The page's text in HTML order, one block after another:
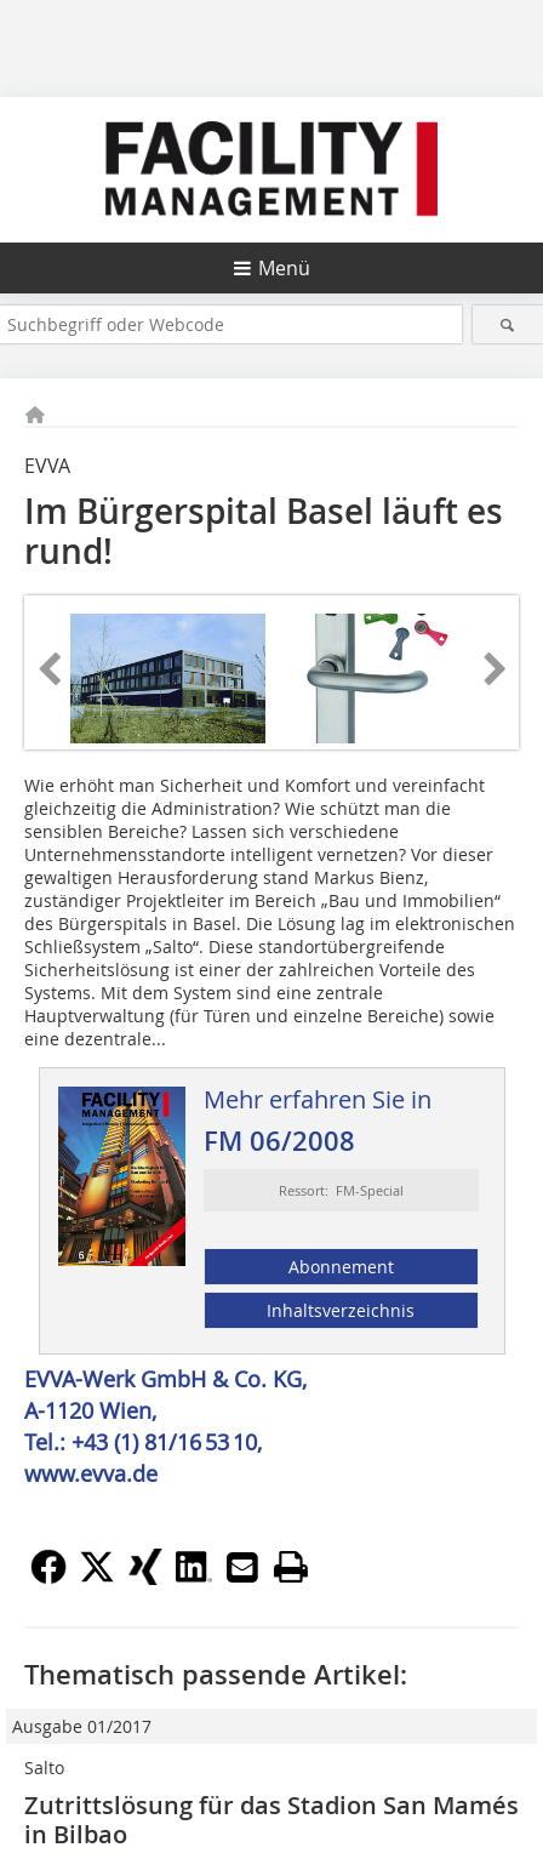
Menü
EVVA
Im Bürgerspital Basel läuft es
rund!
Wie erhöht man Sicherheit und Komfort und vereinfacht
gleichzeitig die Administration? Wie schützt man die
sensiblen Bereiche? Lassen sich verschiedene
Unternehmensstandorte intelligent vernetzen? Vor dieser
gewaltigen Herausforderung stand Markus Bienz,
zuständiger Projektleiter im Bereich „Bau und Immobilien“
des Bürgerspitals in Basel. Die Lösung lag im elektronischen
Schließsystem „Salto“. Diese standort­übergreifende
Sicherheitslösung ist einer der zahlreichen Vorteile des
Systems. Mit dem System sind eine zentrale
Hauptverwaltung (für Türen und ein­zelne Bereiche) sowie
eine dezentrale...
Mehr erfahren Sie in
FM 06/2008
Ressort: FM-Special
Abonnement
Inhaltsverzeichnis
EVVA-Werk GmbH & Co. KG,
A-1120 Wien,
Tel.: +43 (1) 81/16 53 10,
www.evva.de
Thematisch passende Artikel:
Ausgabe 01/2017
Salto
Zutrittslösung für das Stadion San Mamés
in Bilbao